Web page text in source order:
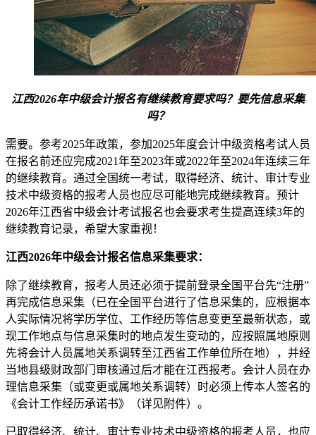
江西2026年中级会计报名有继续教育要求吗？要先信息采集
吗？
需要。参考2025年政策，参加2025年度会计中级资格考试人员
在报名前还应完成2021年至2023年或2022年至2024年连续三年
的继续教育。通过全国统一考试，取得经济、统计、审计专业
技术中级资格的报考人员也应尽可能地完成继续教育。预计
2026年江西省中级会计考试报名也会要求考生提高连续3年的
继续教育记录，希望大家重视！
江西2026年中级会计报名信息采集要求：
除了继续教育，报考人员还必须于提前登录全国平台先“注册”
再完成信息采集（已在全国平台进行了信息采集的，应根据本
人实际情况将学历学位、工作经历等信息变更至最新状态，或
现工作地点与信息采集时的地点发生变动的，应按照属地原则
先将会计人员属地关系调转至江西省工作单位所在地），并经
当地县级财政部门审核通过后才能在江西报考。会计人员在办
理信息采集（或变更或属地关系调转）时必须上传本人签名的
《会计工作经历承诺书》（详见附件）。
已取得经济、统计、审计专业技术中级资格的报考人员，也应